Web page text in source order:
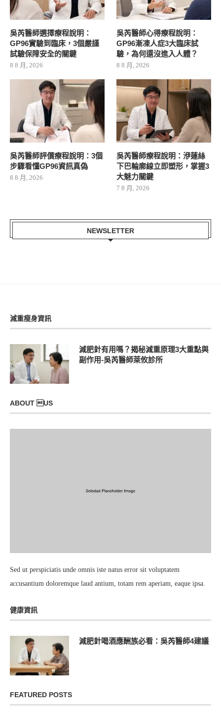
吳芮醫師選擇療程說明：
GP96實驗到臨床，3個嚴謹
試驗保障安全的關鍵
8 8 月, 2026
吳芮醫師心得療程說明：
GP96漸凍人症3大臨床試
驗，為何還沒進入人體？
8 8 月, 2026
吳芮醫師評價療程說明：3個
步驟看懂GP96資訊真偽
8 8 月, 2026
吳芮醫師療程說明：洢蓮絲
下巴輪廓線立即塑形，掌握3
大魅力關鍵
7 8 月, 2026
NEWSLETTER
減重瘦身資訊
減肥針有用嗎？揭秘減重原理3大重點與
副作用-吳芮醫師萊攸診所
ABOUT US
Sed ut perspiciatis unde omnis iste natus error sit voluptatem
accusantium doloremque laud antium, totam rem aperiam, eaque ipsa.
健康資訊
減肥針喝酒應酬族必看：吳芮醫師4建議
FEATURED POSTS